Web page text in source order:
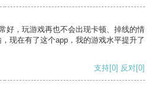
好，玩游戏再也不会出现卡顿、掉线的情
现在有了这个app，我的游戏水平提升了
支持[0] 反对[0]